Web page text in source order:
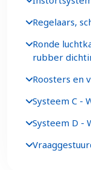
Regelaars,
Ronde
rubber
Roosters en
Systeem C -
Systeem D -